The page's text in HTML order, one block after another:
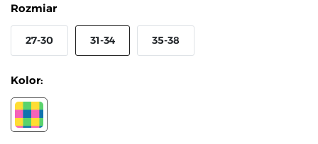
Rozmiar
27-30 31-34 35-38
Kolor:
WIELOKOLOROWY